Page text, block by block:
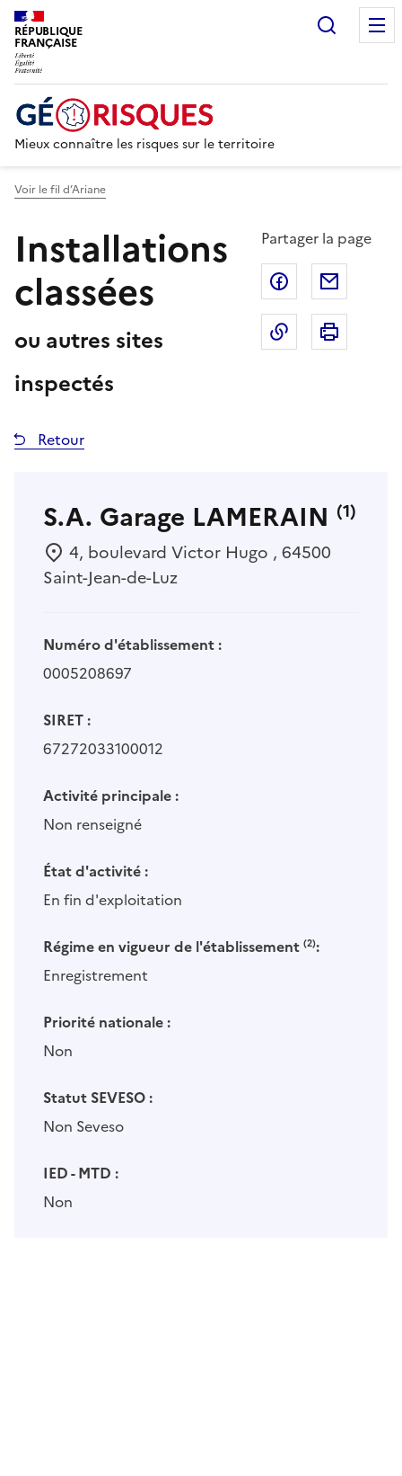
RÉPUBLIQUE
FRANÇAISE
Mieux connaître les risques sur le territoire
Voir le fil d’Ariane
Installations
classées
ou autres sites
inspectés
Partager la page
Partager sur
Copier dans
Retour
S.A. Garage LAMERAIN (1)
4, boulevard Victor Hugo , 64500
Saint-Jean-de-Luz
Numéro d'établissement :
0005208697
SIRET :
67272033100012
Activité principale :
Non renseigné
État d'activité :
En fin d'exploitation
Régime en vigueur de l'établissement (2):
Enregistrement
Priorité nationale :
Non
Statut SEVESO :
Non Seveso
IED - MTD :
Non